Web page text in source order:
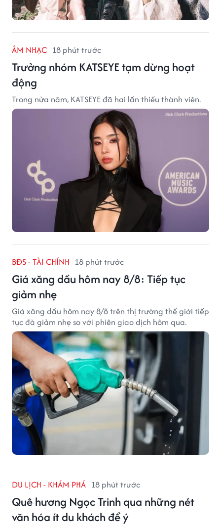
ÂM NHẠC 18 phút trước
Trưởng nhóm KATSEYE tạm dừng hoạt
động
Trong nửa năm, KATSEYE đã hai lần thiếu thành viên.
BĐS - TÀI CHÍNH 18 phút trước
Giá xăng dầu hôm nay 8/8: Tiếp tục
giảm nhẹ
Giá xăng dầu hôm nay 8/8 trên thị trường thế giới tiếp
tục đà giảm nhẹ so với phiên giao dịch hôm qua.
DU LỊCH - KHÁM PHÁ 18 phút trước
Quê hương Ngọc Trinh qua những nét
văn hóa ít du khách để ý